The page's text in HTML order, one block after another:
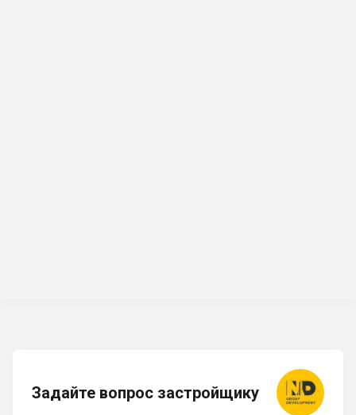
Задайте вопрос застройщику